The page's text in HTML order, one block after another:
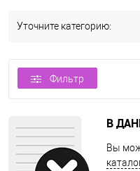
Уточните категорию:
Фильтр
В
Вы